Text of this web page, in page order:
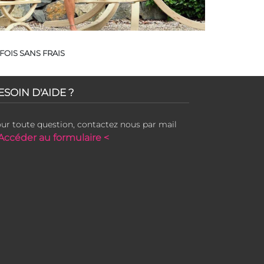
SANS FRAIS
D'AIDE ?
toute question, contactez nous par mail
au formulaire <